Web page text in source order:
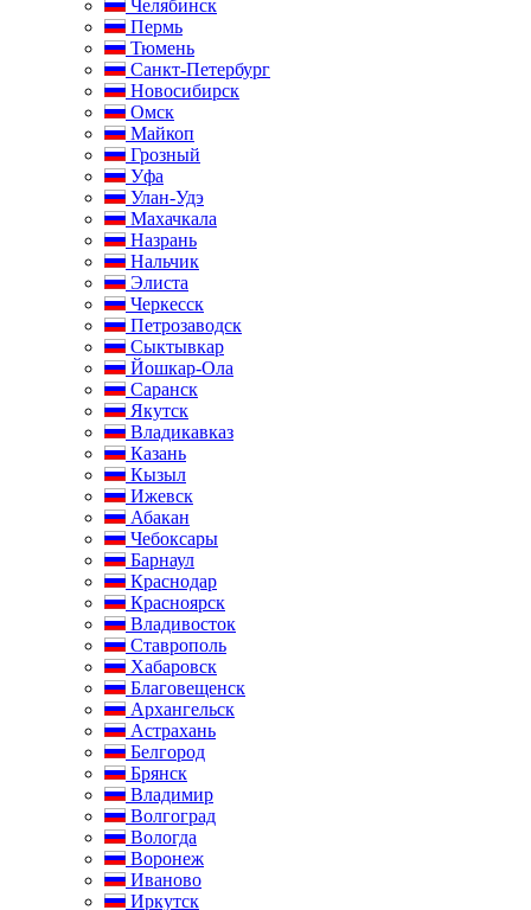
Челябинск
Пермь
Тюмень
Санкт-Петербург
Новосибирск
Омск
Майкоп
Грозный
Уфа
Улан-Удэ
Махачкала
Назрань
Нальчик
Элиста
Черкесск
Петрозаводск
Сыктывкар
Йошкар-Ола
Саранск
Якутск
Владикавказ
Казань
Кызыл
Ижевск
Абакан
Чебоксары
Барнаул
Краснодар
Красноярск
Владивосток
Ставрополь
Хабаровск
Благовещенск
Архангельск
Астрахань
Белгород
Брянск
Владимир
Волгоград
Вологда
Воронеж
Иваново
Иркутск